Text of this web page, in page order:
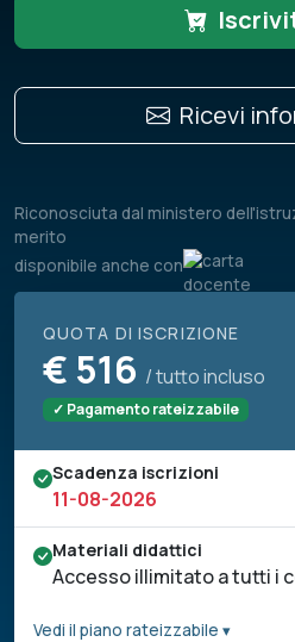
Ricevi
Riconosciuta dal ministero
merito
disponibile anche con
QUOTA DI ISCRIZIONE
€ 516 / tutto incluso
✓ Pagamento rateizzabile
Scadenza iscrizioni
11-08-2026
Materiali didattici
Accesso illimitato a tutti i
Vedi il piano rateizzabile ▾